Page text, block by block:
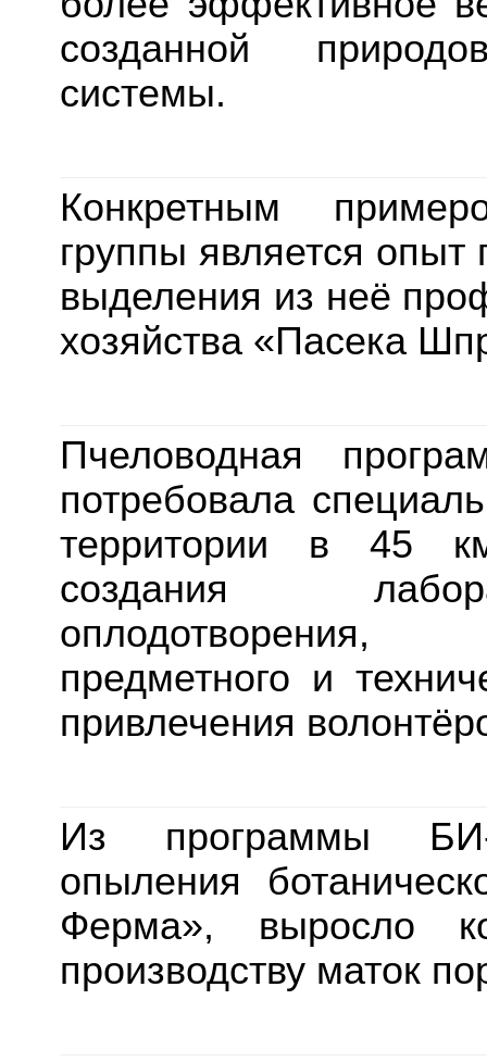
созданной
системы.
Конкретным
группы является
выделения из неё
хозяйства «Пасека
Пчеловодная
потребовала
территории в 45
создания
оплодотворения,
предметного и
привлечения
Из программы
опыления
Ферма», выросло
производству маток